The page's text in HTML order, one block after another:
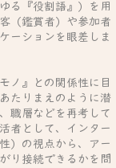
る『役割語』）を用
（鑑賞者）や参加者
ーションを眼差しま
ノ』との関係性に目
たりまえのように潜
職層などを再考して
者として、インター
）の視点から、アー
り接続できるかを問